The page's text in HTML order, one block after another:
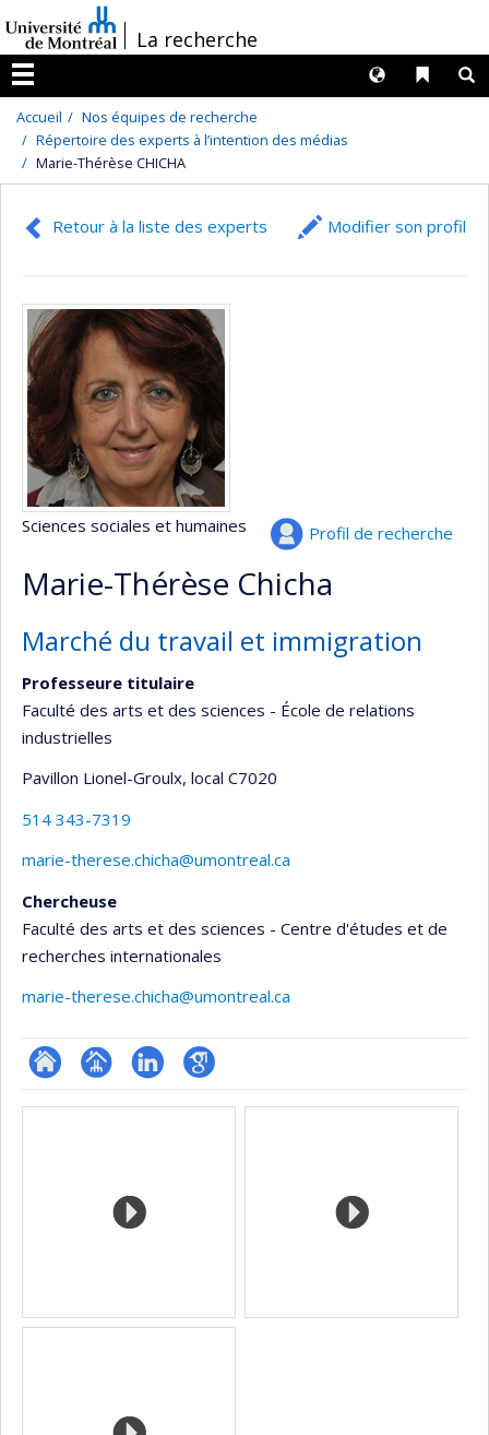
au
contenu
/La recherche
Menu
Liens
Langues
Accueil
Nos équipes de recherche
Répertoire des experts à l’intention des médias
Marie-Thérèse CHICHA
Retour à la liste des experts Modifier son profil
Profil de recherche
Sciences sociales et humaines
Marie-Thérèse Chicha
Marché du travail et immigration
Professeure titulaire
Faculté des arts et des sciences - École de relations
industrielles
Pavillon Lionel-Groulx, local C7020
514 343-7319
marie-therese.chicha@umontreal.ca
Chercheuse
Faculté des arts et des sciences - Centre d'études et de
recherches internationales
marie-therese.chicha@umontreal.ca
ResearchGate
Page LinkedInGoogle
Médias